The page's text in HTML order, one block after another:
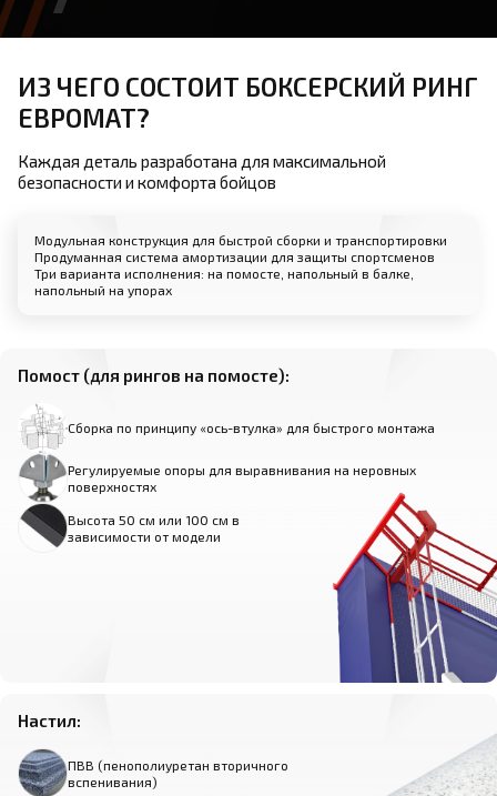
ИЗ ЧЕГО СОСТОИТ БОКСЕРСКИЙ РИНГ
ЕВРОМАТ?
Каждая деталь разработана для максимальной
безопасности и комфорта бойцов
Модульная конструкция для быстрой сборки и транспортировки
Продуманная система амортизации для защиты спортсменов
Три варианта исполнения: на помосте, напольный в балке,
напольный на упорах
Помост (для рингов на помосте):
Сборка по принципу «ось-втулка» для быстрого монтажа
Регулируемые опоры для выравнивания на неровных
поверхностях
Высота 50 см или 100 см в
зависимости от модели
Настил:
ПВВ (пенополиуретан вторичного
вспенивания)